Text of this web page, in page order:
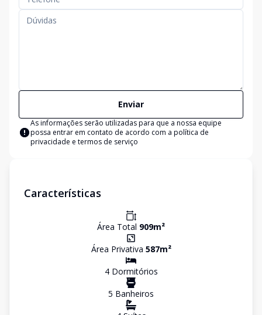
Enviar
As informações serão utilizadas para que a nossa equipe
possa entrar em contato de acordo com a política de
privacidade e termos de serviço
Características
Área Total 909m²
Área Privativa 587m²
4Dormitórios
5 Banheiros